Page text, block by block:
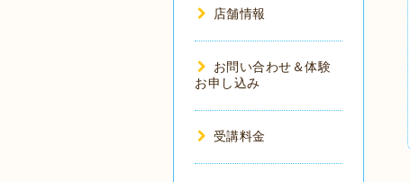
店舗情報
お問い合わせ＆体験
お申し込み
受講料金